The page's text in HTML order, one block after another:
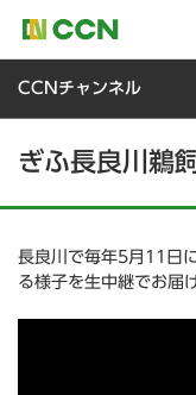
CCNチャンネル
ぎふ長良川鵜
長良川で毎年5月11日
る様子を生中継でお届